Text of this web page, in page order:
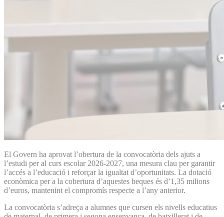
El Govern ha aprovat l’obertura de la convocatòria dels ajuts a
l’estudi per al curs escolar 2026-2027, una mesura clau per garantir
l’accés a l’educació i reforçar la igualtat d’oportunitats. La dotació
econòmica per a la cobertura d’aquestes beques és d’1,35 milions
d’euros, mantenint el compromís respecte a l’any anterior.
La convocatòria s’adreça a alumnes que cursen els nivells educatius